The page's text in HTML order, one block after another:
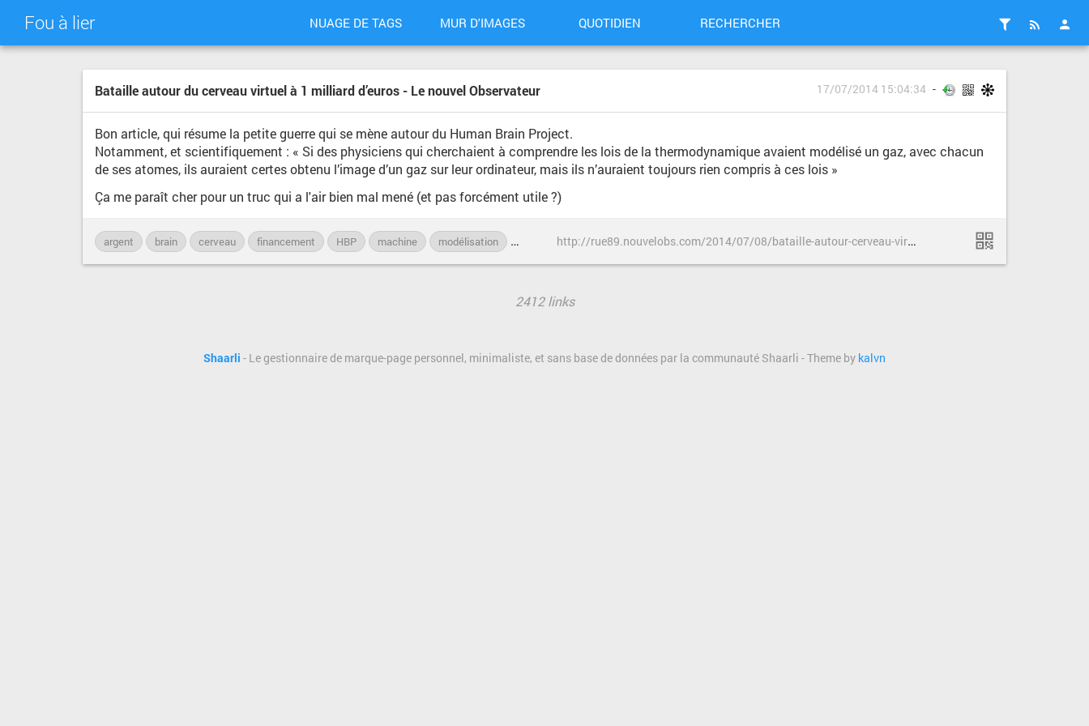
Fou à lier NUAGE DE TAGS MUR D'IMAGES QUOTIDIEN RECHERCHER
Bataille autour du cerveau virtuel à 1 milliard d’euros - Le nouvel Observateur 17/07/2014 15:04:34
Bon article, qui résume la petite guerre qui se mène autour du Human Brain Project.
Notamment, et scientifiquement : « Si des physiciens qui cherchaient à comprendre les lois de la thermodynamique avaient modélisé un gaz, avec chacun
de ses atomes, ils auraient certes obtenu l’image d’un gaz sur leur ordinateur, mais ils n’auraient toujours rien compris à ces lois »
Ça me paraît cher pour un truc qui a l'air bien mal mené (et pas forcément utile ?)
argent brain cerveau financement HBP machine modélisation neurosciences ordinateur politique science h
ttp://rue89.nouvelobs.com/2014/07/08/bataille-autour-cerveau-virtuel-a-1-milliard-deuros-253525
2412 links
Shaarli - Le gestionnaire de marque-page personnel, minimaliste, et sans base de données par la communauté Shaarli - Theme by kalvn